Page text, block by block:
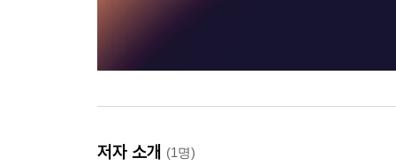
저자 소개 (1명)